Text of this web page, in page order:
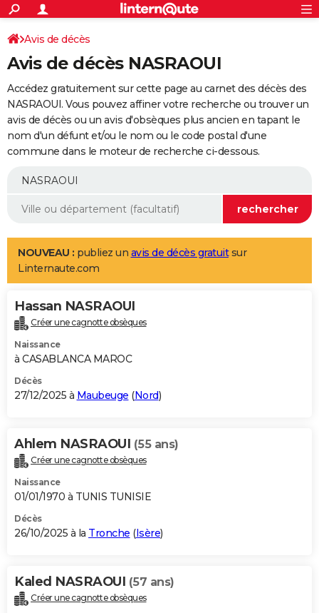
ACTUALITÉS
Politique
Société
Faits Divers
Education
Monde
Villes
+
SPORT
Coupe du monde 2026
Football
Tennis
Cyclisme
Rugby
Forum
Programme TV
TNT
Streaming
Cinéma
Sorties cinéma
Musique
+
FINANCE
Retraite
Epargne
Immobilier
Risques naturels par ville
Banque
Assurance
AUTO
Essais
Réserver un essai
Citadines
Berlines
SUV
Forum auto
+
Mobiles
Meilleur smartphone
Internet
Ordinateurs
Jeux vidéo
Guide high-tech
Aménagement intérieur
LIFESTYLE
Art de vivre
Bien-être
Loisirs
Mode
Modes de vie
Alimentation
Guide de la santé
Maladies
Médicaments
Sommeil
VOYAGE
Destinations
City break
Voyage nature
Voyage de noces
Forum
Climat
+PHOTO
GUIDES D'ACHAT
BONS PLANS
Carte de Noël
Carte Bonne année
Carte Saint-Valentin
Carte Pâques
Carte d'anniversaire
DICTIONNAIRE
Dictionnaire
Biographies
Citations
Expressions
Proverbes
PROGRAMME TV
S'inscrire
Se connecter
Lycées
Collèges
Primaires
Universités
Entreprises
Service militaire
Avis de recherche
AVIS DE DÉCÈS
Bricolage
Lifestyle
Culture
Sport
Auto
Television
Voyage
Cinema
Avis de décès
Avis de décès NASRAOUI
Accédez gratuitement sur cette page au carnet des décès des
NASRAOUI. Vous pouvez affiner votre recherche ou trouver un
avis de décès ou un avis d'obsèques plus ancien en tapant le
nom d'un défunt et/ou le nom ou le code postal d'une
commune dans le moteur de recherche ci-dessous.
NOUVEAU : publiez un avis de décès gratuitsur
Linternaute.com
Hassan NASRAOUI
Créer une cagnotte obsèques
Naissance
à CASABLANCA MAROC
Décès
27/12/2025 à Maubeuge (Nord)
Ahlem NASRAOUI (55 ans)
Créer une cagnotte obsèques
Naissance
01/01/1970 à TUNIS TUNISIE
Décès
26/10/2025 à la Tronche (Isère)
Kaled NASRAOUI (57 ans)
Créer une cagnotte obsèques